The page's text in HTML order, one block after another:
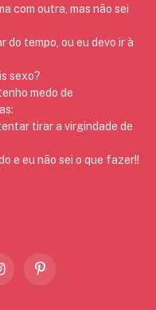
com outra, mas não sei
do tempo, ou eu devo ir à
sexo?
medo de
tirar a virgindade de
e eu não sei o que fazer!!
Pinterest